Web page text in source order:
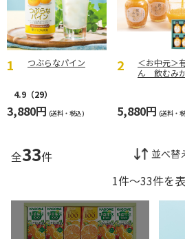
つぶらなパイン
4.9 （29）
3,880円 (送料・税込)
＜お中元＞
ん 飲むみ
5,880円 (送料・
全33件 並べ替
1件～33件を